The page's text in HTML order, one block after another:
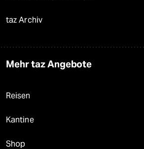
taz Archiv
Mehr taz Angebote
Reisen
Kantine
Shop